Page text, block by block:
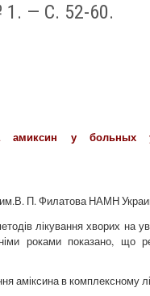
— С. 52-60.
амиксин у
им.В. П. Филатова НАМН
лікування хворих
роками показано, що
аміксина в комплексному